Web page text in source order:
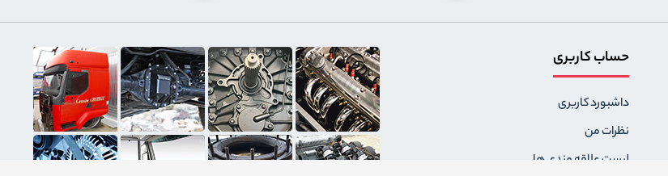
حساب کاربری
داشبورد کاربری
نظرات من
لیست علاقه مندی ها